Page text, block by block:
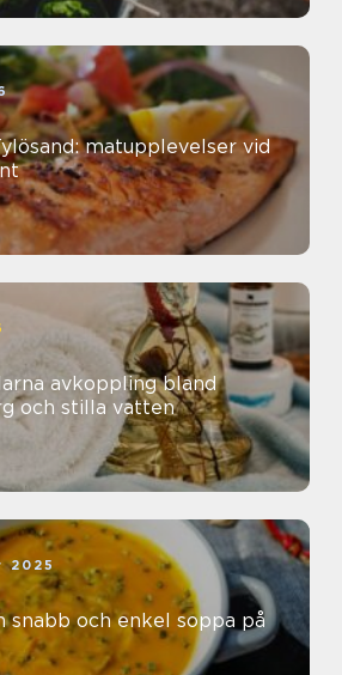
matupplevelser vid
bland
och stilla vatten
2025
snabb och enkel soppa på